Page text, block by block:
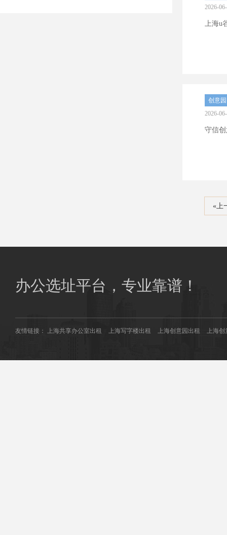
2026-
上海u
创意
2026-
守信创
«上
办公选址平台，专业靠谱！
友情链接： 上海共享办公室出租 上海写字楼出租 上海创意园出租 上海创